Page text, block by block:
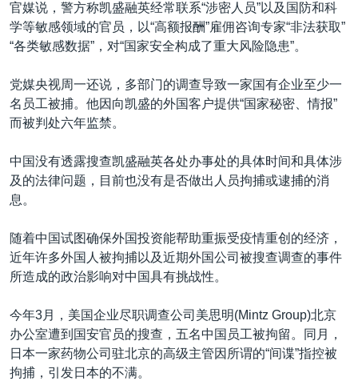
官媒说，警方称凯盛融英经常联系“涉密人员”以及国防和科
学等敏感领域的官员，以“高额报酬”雇佣咨询专家“非法获取”
“各类敏感数据”，对“国家安全构成了重大风险隐患”。
党媒央视周一还说，多部门的调查导致一家国有企业至少一
名员工被捕。他因向凯盛的外国客户提供“国家秘密、情报”
而被判处六年监禁。
中国没有透露搜查凯盛融英各处办事处的具体时间和具体涉
及的法律问题，目前也没有是否做出人员拘捕或逮捕的消
息。
随着中国试图确保外国投资能帮助重振受疫情重创的经济，
近年许多外国人被拘捕以及近期外国公司被搜查调查的事件
所造成的政治影响对中国具有挑战性。
今年3月，美国企业尽职调查公司美思明(Mintz Group)北京
办公室遭到国安官员的搜查，五名中国员工被拘留。同月，
日本一家药物公司驻北京的高级主管因所谓的“间谍”指控被
拘捕，引发日本的不满。